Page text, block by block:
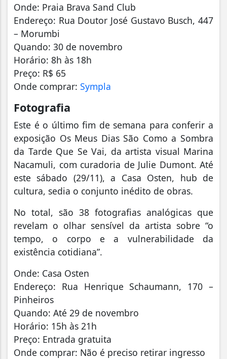
Onde: Praia Brava Sand Club
Endereço: Rua Doutor José Gustavo Busch, 447
– Morumbi
Quando: 30 de novembro
Horário: 8h às 18h
Preço: R$ 65
Onde comprar: Sympla
Fotografia
Este é o último fim de semana para conferir a
exposição Os Meus Dias São Como a Sombra
da Tarde Que Se Vai, da artista visual Marina
Nacamuli, com curadoria de Julie Dumont. Até
este sábado (29/11), a Casa Osten, hub de
cultura, sedia o conjunto inédito de obras.
No total, são 38 fotografias analógicas que
revelam o olhar sensível da artista sobre “o
tempo, o corpo e a vulnerabilidade da
existência cotidiana”.
Onde: Casa Osten
Endereço: Rua Henrique Schaumann, 170 –
Pinheiros
Quando: Até 29 de novembro
Horário: 15h às 21h
Preço: Entrada gratuita
Onde comprar: Não é preciso retirar ingresso